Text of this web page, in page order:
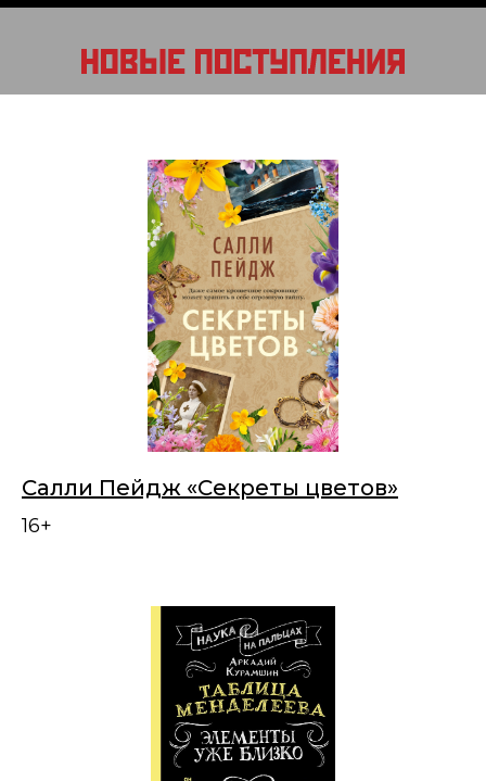
Салли Пейдж «Секреты цветов»
16+